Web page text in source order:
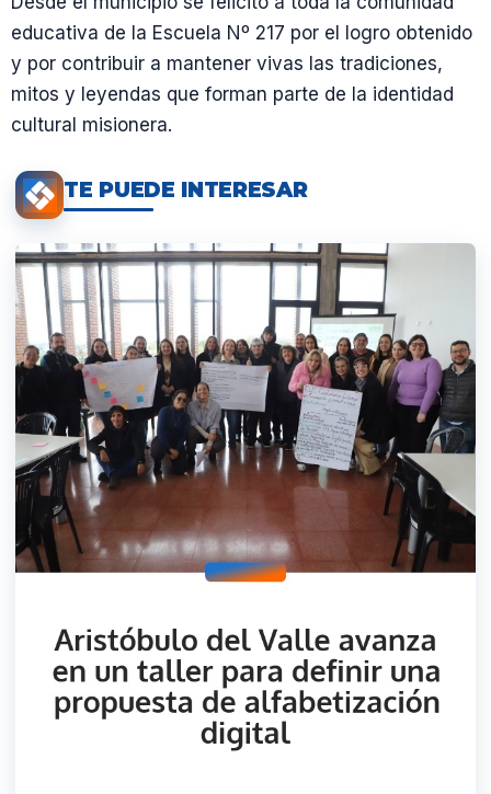
educativa de la Escuela Nº 217 por el logro obtenido
y por contribuir a mantener vivas las tradiciones,
mitos y leyendas que forman parte de la identidad
cultural misionera.
TE PUEDE INTERESAR